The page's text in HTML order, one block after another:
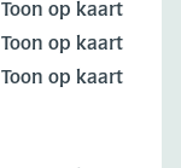
Toon op kaart
Toon op kaart
Toon op kaart